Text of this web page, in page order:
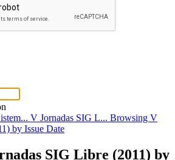
V Jornadas SIG L... Browsing V
by Issue Date
SIG Libre (2011) by